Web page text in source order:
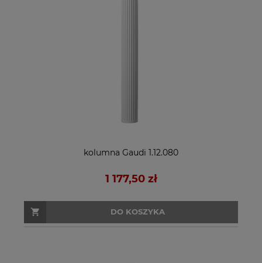
kolumna Gaudi 1.12.080
1 177,50 zł
DO KOSZYKA